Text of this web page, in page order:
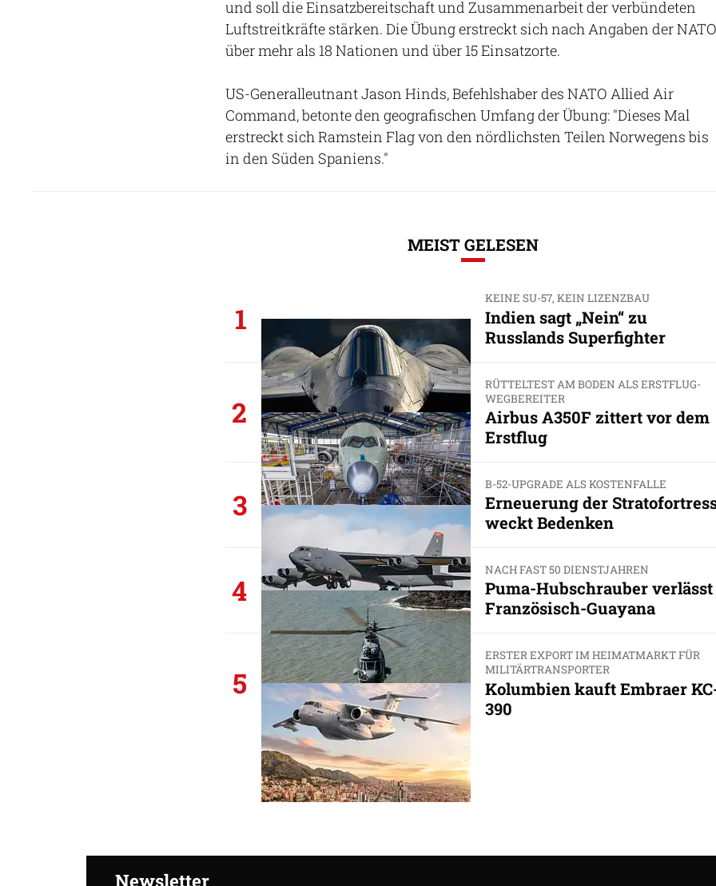
und soll die Einsatzbereitschaft und Zusammenarbeit der verbündeten
Luftstreitkräfte stärken. Die Übung erstreckt sich nach Angaben der NATO
über mehr als 18 Nationen und über 15 Einsatzorte.
US-Generalleutnant Jason Hinds, Befehlshaber des NATO Allied Air
Command, betonte den geografischen Umfang der Übung: "Dieses Mal
erstreckt sich Ramstein Flag von den nördlichsten Teilen Norwegens bis
in den Süden Spaniens."
MEIST GELESEN
1
KEINE SU-57, KEIN LIZENZBAU
Indien sagt „Nein“ zu
Russlands Superfighter
2
RÜTTELTEST AM BODEN ALS ERSTFLUG-
WEGBEREITER
Airbus A350F zittert vor dem
Erstflug
3
B-52-UPGRADE ALS KOSTENFALLE
Erneuerung der
weckt Bedenken
4
NACH FAST 50 DIENSTJAHREN
Puma-Hubschrauber verlässt
Französisch-Guayana
5
ERSTER EXPORT IM HEIMATMARKT FÜR
MILITÄRTRANSPORTER
Kolumbien kauft Embraer
390
Newsletter